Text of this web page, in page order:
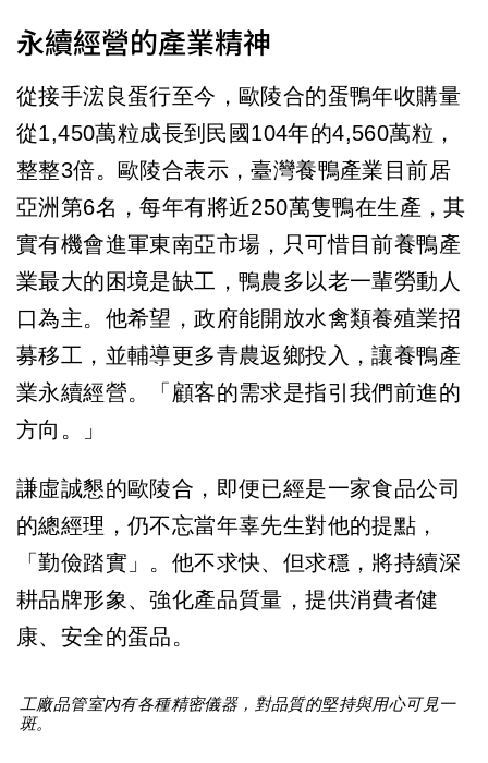
永續經營的產業精神
從接手浤良蛋行至今，歐陵合的蛋鴨年收購量
從1,450萬粒成長到民國104年的4,560萬粒，
整整3倍。歐陵合表示，臺灣養鴨產業目前居
亞洲第6名，每年有將近250萬隻鴨在生產，其
實有機會進軍東南亞市場，只可惜目前養鴨產
業最大的困境是缺工，鴨農多以老一輩勞動人
口為主。他希望，政府能開放水禽類養殖業招
募移工，並輔導更多青農返鄉投入，讓養鴨產
業永續經營。「顧客的需求是指引我們前進的
方向。」
謙虛誠懇的歐陵合，即便已經是一家食品公司
的總經理，仍不忘當年辜先生對他的提點，
「勤儉踏實」。他不求快、但求穩，將持續深
耕品牌形象、強化產品質量，提供消費者健
康、安全的蛋品。
工廠品管室內有各種精密儀器，對品質的堅持與用心可見一
斑。